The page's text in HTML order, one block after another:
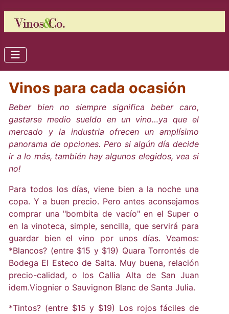
Vinos para cada ocasión
Beber bien no siempre significa beber caro,
gastarse medio sueldo en un vino…ya que el
mercado y la industria ofrecen un amplísimo
panorama de opciones. Pero si algún día decide
ir a lo más, también hay algunos elegidos, vea si
no!
Para todos los días, viene bien a la noche una
copa. Y a buen precio. Pero antes aconsejamos
comprar una "bombita de vacío" en el Super o
en la vinoteca, simple, sencilla, que servirá para
guardar bien el vino por unos días. Veamos:
*Blancos? (entre $15 y $19) Quara Torrontés de
Bodega El Esteco de Salta. Muy buena, relación
precio-calidad, o los Callia Alta de San Juan
idem.Viognier o Sauvignon Blanc de Santa Julia.
*Tintos? (entre $15 y $19) Los rojos fáciles de